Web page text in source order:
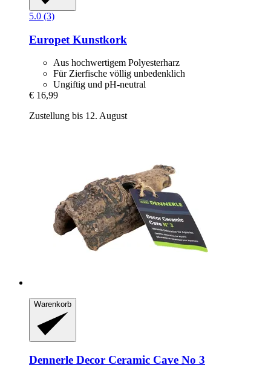
5.0 (3)
Europet Kunstkork
Aus hochwertigem Polyesterharz
Für Zierfische völlig unbedenklich
Ungiftig und pH-neutral
€ 16,99
Zustellung bis 12. August
Warenkorb
Dennerle Decor Ceramic Cave No 3